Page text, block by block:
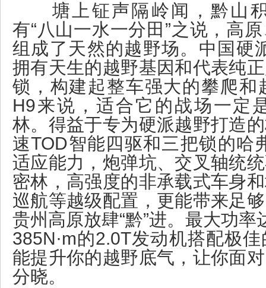
塘上钲声隔岭闻，黔山积
有“八山一水一分田”之说，高
组成了天然的越野场。中国硬
拥有天生的越野基因和代表纯
锁，构建起整车强大的攀爬和
H9来说，适合它的战场一定
林。得益于专为硬派越野打造
速TOD智能四驱和三把锁的哈
适应能力， 炮弹坑、 交叉轴统
密林，高强度的非承载式车身
巡航等越级配置，更能带来足
贵州高原放肆“黔”进。 最大功率
385N·m的2.0T发动机搭配极
能提升你的越野底气，让你面
分晓。